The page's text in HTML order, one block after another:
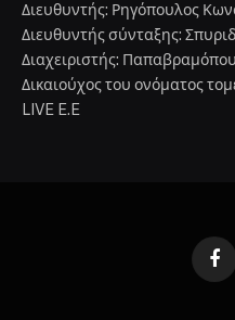
Διευθυντής: Ρηγόπουλος
Διευθυντής σύνταξης:
Διαχειριστής:
Δικαιούχος του ονόματος
LIVE E.E